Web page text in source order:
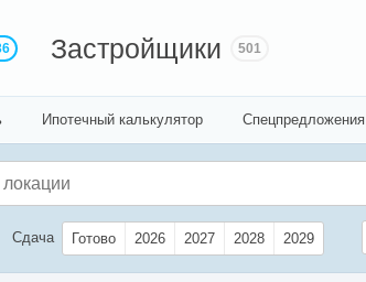
Застройщики 501
Ипотечный калькулятор Спецпредложения
Сдача Готово 2026 2027 2028 2029